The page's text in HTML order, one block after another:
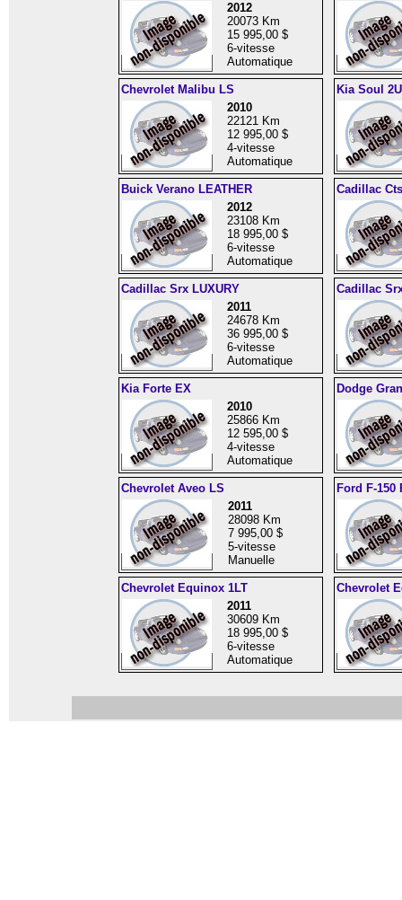
2012
20073 Km
15 995,00 $
6-vitesse
Automatique
Chevrolet Malibu LS
2010
22121 Km
12 995,00 $
4-vitesse
Automatique
Kia Soul 2U
Buick Verano LEATHER
2012
23108 Km
18 995,00 $
6-vitesse
Automatique
Cadillac
Cadillac Srx LUXURY
2011
24678 Km
36 995,00 $
6-vitesse
Automatique
Cadillac
Kia Forte EX
2010
25866 Km
12 595,00 $
4-vitesse
Automatique
Dodge
Chevrolet Aveo LS
2011
28098 Km
7 995,00 $
5-vitesse
Manuelle
Ford F-150
Chevrolet Equinox 1LT
2011
30609 Km
18 995,00 $
6-vitesse
Automatique
Chevrolet